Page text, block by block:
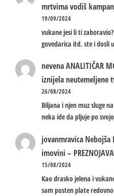
mrtvima vodiš
19/09/2024
vukane jesi li ti
govedarica itd. ste i
nevenaANALITIČAR
iznijela neutemeljene
26/08/2024
Biljana i njen muz sluge
neka ide da pljuje po
jovanmravica Nebojša
imovini –
15/08/2024
Kao drasko jelena i
sam posten plate